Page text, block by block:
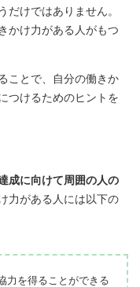
だけではありません。
かけ力がある人がもつ
ことで、自分の働きか
つけるためのヒントを
成に向けて周囲の人の
力がある人には以下の
力を得ることができる